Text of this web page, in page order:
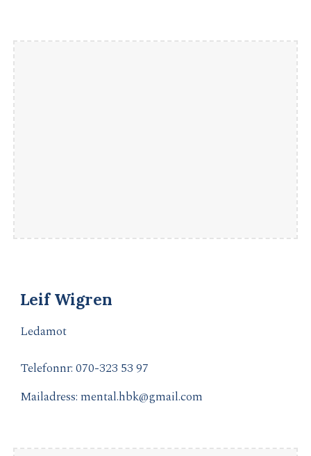
Leif Wigren
Ledamot
Telefonnr: 070-323 53 97
Mailadress: mental.hbk@gmail.com